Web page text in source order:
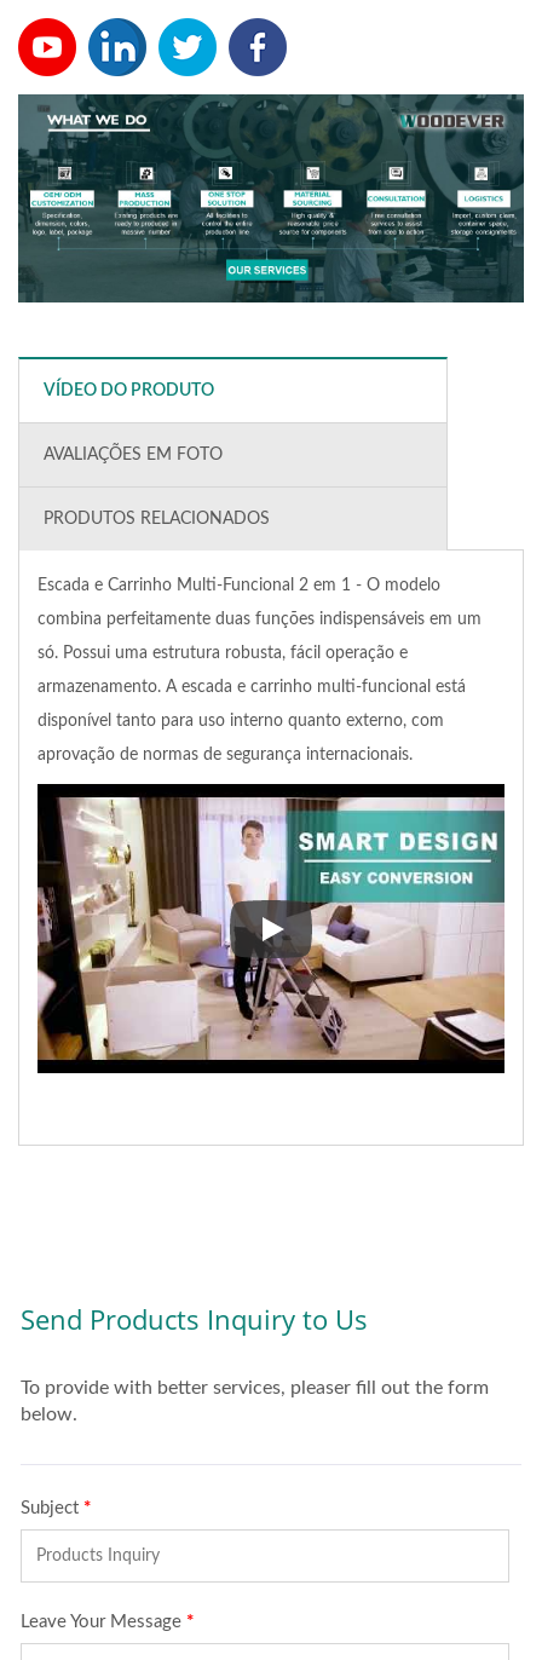
VÍDEO DO PRODUTO
AVALIAÇÕES EM FOTO
PRODUTOS RELACIONADOS
Escada e Carrinho Multi-Funcional 2 em 1 - O modelo
combina perfeitamente duas funções indispensáveis em um
só. Possui uma estrutura robusta, fácil operação e
armazenamento. A escada e carrinho multi-funcional está
disponível tanto para uso interno quanto externo, com
aprovação de normas de segurança internacionais.
Escada e Carrinho Multi-